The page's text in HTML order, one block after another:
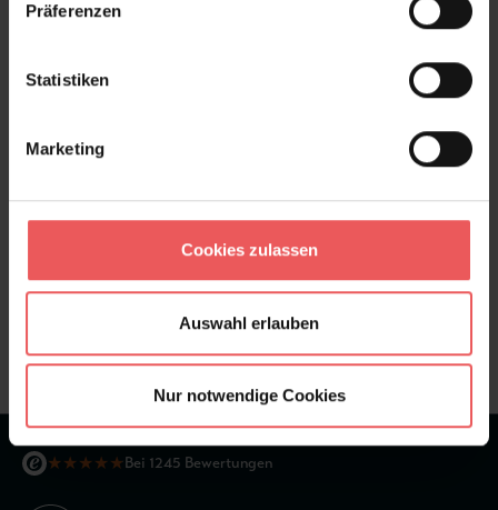
Präferenzen
Statistiken
Marketing
Cookies zulassen
Auswahl erlauben
Nur notwendige Cookies
FAQ
★ ★ ★ ★ ★Bei 1245 Bewertungen